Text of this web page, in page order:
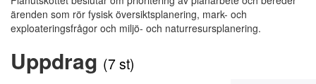
ärenden som rör fysisk översiktsplanering, mark- och
exploateringsfrågor och miljö- och naturresursplanering.
Uppdrag (7 st)